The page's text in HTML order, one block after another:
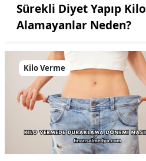
Sürekli Diyet Yapıp Kilo
Alamayanlar Neden?
Kilo Verme